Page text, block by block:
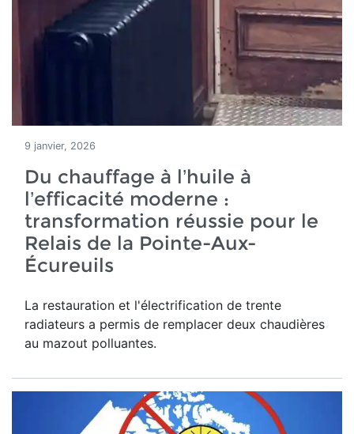
9 janvier, 2026
Du chauffage à l’huile à
l’efficacité moderne :
transformation réussie pour le
Relais de la Pointe-Aux-
Écureuils
La restauration et l'électrification de trente
radiateurs a permis de remplacer deux chaudières
au mazout polluantes.